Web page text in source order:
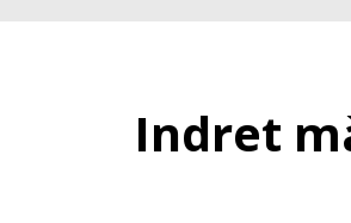
Indret